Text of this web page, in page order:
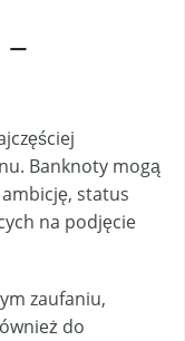
–
Banknoty mogą
status
na podjęcie
zaufaniu,
do